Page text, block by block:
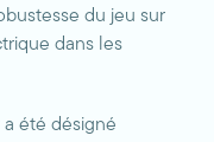
du jeu sur
dans les
été désigné